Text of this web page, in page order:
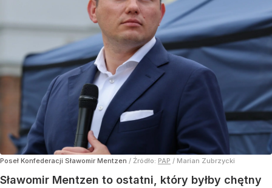
Poseł Konfederacji Sławomir Mentzen / Źródło: PAP / Marian Zubrzycki
Sławomir Mentzen to ostatni, który byłby chętny